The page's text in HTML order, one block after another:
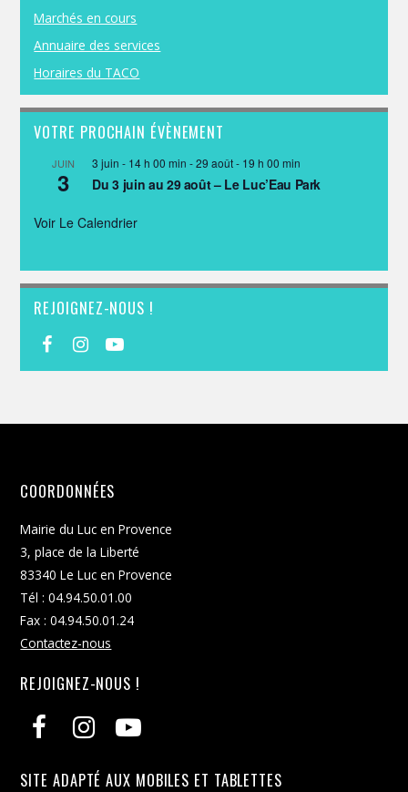
Marchés en cours
Annuaire des services
Horaires du TACO
VOTRE PROCHAIN ÉVÈNEMENT
JUIN
3
3 juin - 14 h 00 min -29 août - 19 h 00 min
Du 3 juin au 29 août – Le Luc’Eau Park
Voir Le Calendrier
REJOIGNEZ-NOUS !
COORDONNÉES
Mairie du Luc en Provence
3, place de la Liberté
83340 Le Luc en Provence
Tél : 04.94.50.01.00
Fax : 04.94.50.01.24
Contactez-nous
REJOIGNEZ-NOUS !
SITE ADAPTÉ AUX MOBILES ET TABLETTES